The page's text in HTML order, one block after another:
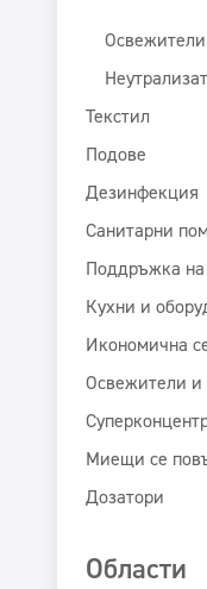
Текстил
Подове
Дезинфекция
Санитарни
Поддръжка
Кухни и
Икономична
Освежители и
Миещи се
Дозатори
Области